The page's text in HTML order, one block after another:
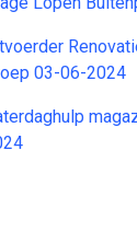
03-06-2024